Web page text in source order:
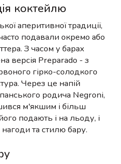
коктейлю
аперитивної традиції,
подавали окремо або
З часом у барах
версія Preparado - з
гірко-солодкого
Через це напій
родича Negroni,
м'якшим і більш
подають і на льоду, і
та стилю бару.